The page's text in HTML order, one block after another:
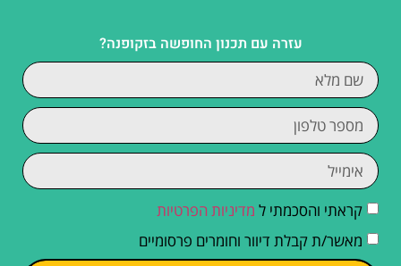
עזרה עם תכנון החופשה בזקופנה?
קראתי והסכמתי ל מדיניות הפרטיות
מאשר/ת קבלת דיוור וחומרים פרסומיים